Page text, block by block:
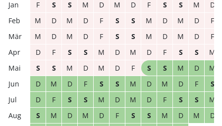
F
S S M D M D F S S M
D
M
D M D F S S M D M D
F
M
D M D F S S M D M D
F
D
F S S M D M D F S S
M
S
S M D M D F S S M D
M
D
M D F S S M D M D F
S
D
F S S M D M D F S S
M
S
M D M D F S S M D M
D